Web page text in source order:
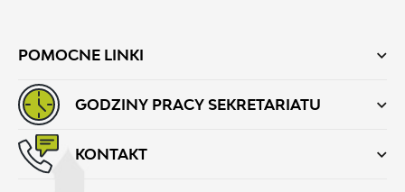
POMOCNE LINKI
GODZINY PRACY SEKRETARIATU
KONTAKT